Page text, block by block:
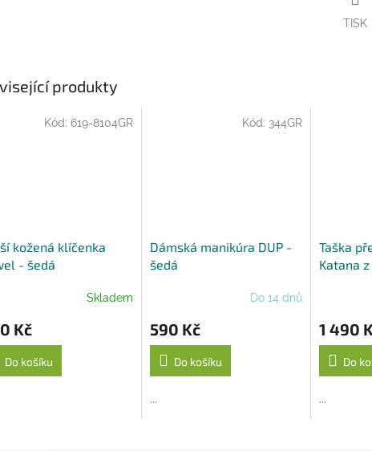
TISK
produkty
kožená klíčenka
- šedá
Skladem
Kč
Do košíku
Kód: 619-8104GR
Dámská manikúra DUP -
šedá
Do 14 dnů
590 Kč
Do košíku
...
Kód: 344GR
Taška
Katana
1 490
Do
...